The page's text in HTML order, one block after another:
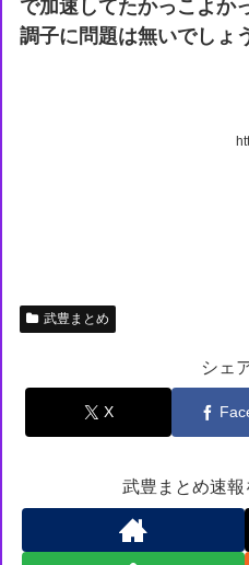
で加速してたかっこよか
調子に問題は無いでしょ
武豊まとめ
シェ
X
武豊まとめ速